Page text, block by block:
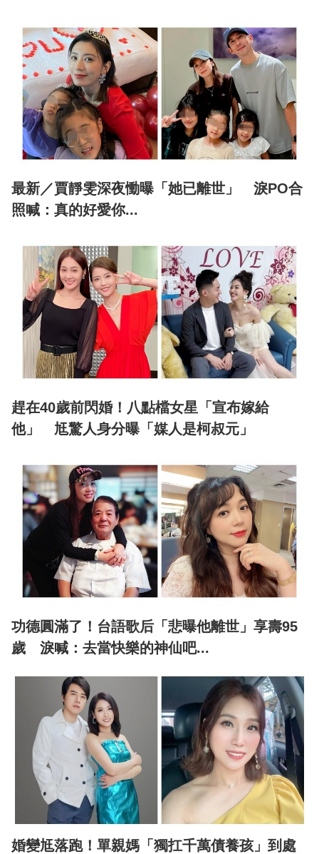
最新／賈靜雯深夜慟曝「她已離世」 淚PO合
照喊：真的好愛你...
趕在40歲前閃婚！八點檔女星「宣布嫁給
他」 尪驚人身分曝「媒人是柯叔元」
功德圓滿了！台語歌后「悲曝他離世」享壽95
歲 淚喊：去當快樂的神仙吧...
婚變尪落跑！單親媽「獨扛千萬債養孩」到處